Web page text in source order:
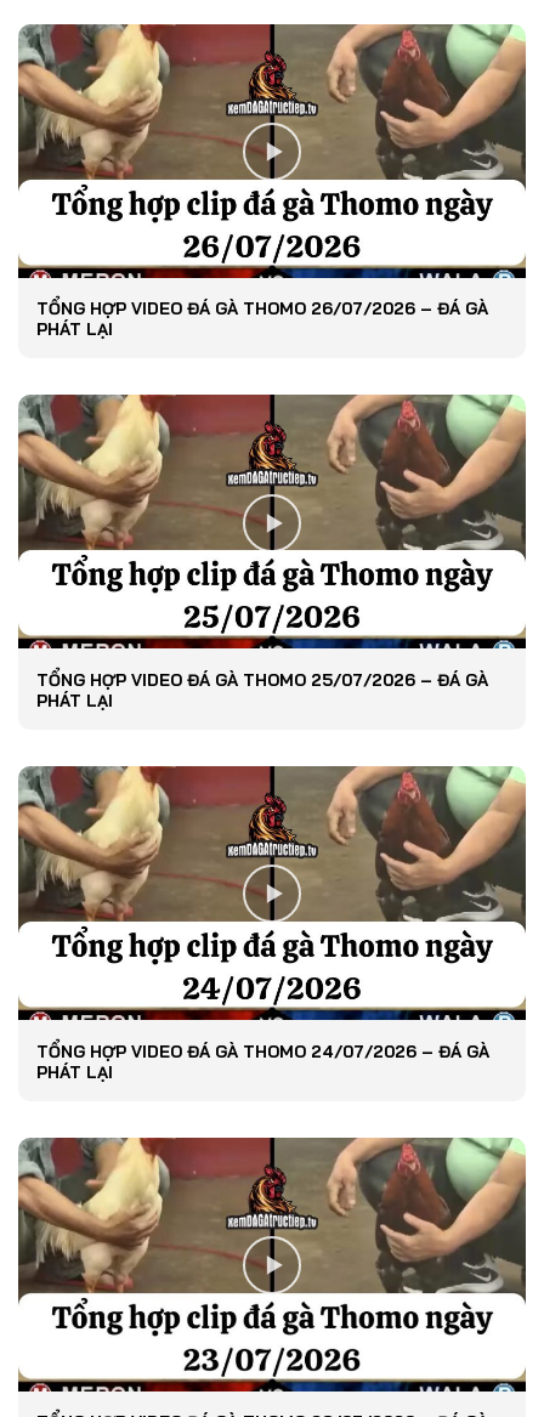
TỔNG HỢP VIDEO ĐÁ GÀ THOMO 26/07/2026 – ĐÁ GÀ
PHÁT LẠI
TỔNG HỢP VIDEO ĐÁ GÀ THOMO 25/07/2026 – ĐÁ GÀ
PHÁT LẠI
TỔNG HỢP VIDEO ĐÁ GÀ THOMO 24/07/2026 – ĐÁ GÀ
PHÁT LẠI